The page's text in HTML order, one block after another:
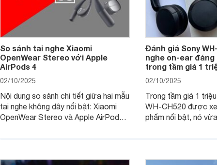
So sánh tai nghe Xiaomi
OpenWear Stereo với Apple
AirPods 4
02/10/2025
Nội dung so sánh chi tiết giữa hai mẫu
tai nghe không dây nổi bật: Xiaomi
OpenWear Stereo và Apple AirPods 4
phẩm chất lượng cao, nhưng hướng
Đánh giá Sony
nghe on-ear đáng
trong tầm giá 1
02/10/2025
Trong tầm giá 1
WH-CH520 được
phẩm nổi bật, nó